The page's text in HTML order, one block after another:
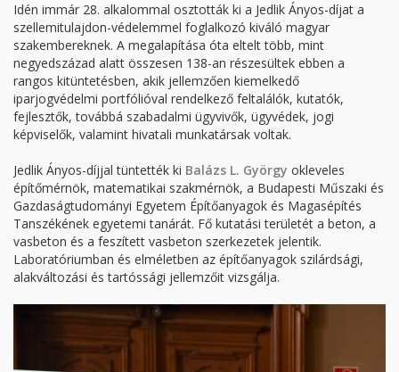
Idén immár 28. alkalommal osztották ki a Jedlik Ányos-díjat a
szellemitulajdon-védelemmel foglalkozó kiváló magyar
szakembereknek. A megalapítása óta eltelt több, mint
negyedszázad alatt összesen 138-an részesültek ebben a
rangos kitüntetésben, akik jellemzően kiemelkedő
iparjogvédelmi portfólióval rendelkező feltalálók, kutatók,
fejlesztők, továbbá szabadalmi ügyvivők, ügyvédek, jogi
képviselők, valamint hivatali munkatársak voltak.
Jedlik Ányos-díjjal tüntették ki Balázs L. György okleveles
építőmérnök, matematikai szakmérnök, a Budapesti Műszaki és
Gazdaságtudományi Egyetem Építőanyagok és Magasépítés
Tanszékének egyetemi tanárát. Fő kutatási területét a beton, a
vasbeton és a feszített vasbeton szerkezetek jelentik.
Laboratóriumban és elméletben az építőanyagok szilárdsági,
alakváltozási és tartóssági jellemzőit vizsgálja.